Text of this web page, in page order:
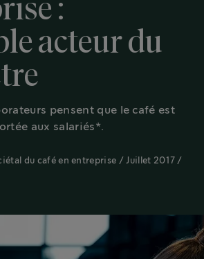
:
acteur du
pensent que le café est
aux salariés*.
du café en entreprise / Juillet 2017 /